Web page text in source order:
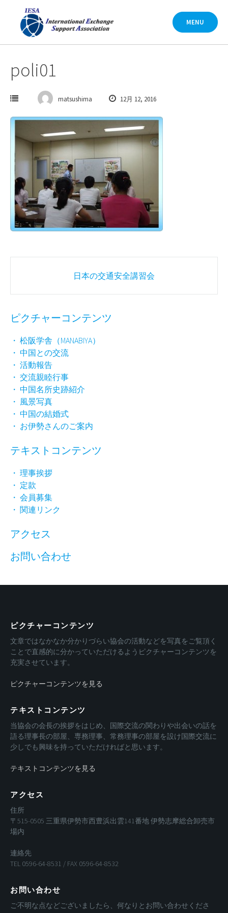
content
MENU
poli01
matsushima 12月 12, 2016
navigation日本の交通安全講習会
ピクチャーコンテンツ
・ 松阪学舎（MANABIYA）
・ 中国との交流
・ 活動報告
・ 交流親睦行事
・ 中国名所史跡紹介
・ 風景写真
・ 中国の結婚式
・ お伊勢さんのご案内
テキストコンテンツ
・ 理事挨拶
・ 定款
・ 会員募集
・ 関連リンク
アクセス
お問い合わせ
ピクチャーコンテンツ
文章ではなかなか分かりづらい協会の活動などを写真をご覧頂く
ことで直感的に分かっていただけるようピクチャーコンテンツを
充実させています。
ピクチャーコンテンツを見る
テキストコンテンツ
当協会の会長の挨拶をはじめ、国際交流の関わりや出会いの話を
語る理事長の部屋、専務理事、常務理事の部屋を設け国際交流に
少しでも興味を持っていただければと思います。
テキストコンテンツを見る
アクセス
住所
〒515-0505 三重県伊勢市西豊浜出雲141番地 伊勢志摩総合卸売市
場内
連絡先
TEL 0596-64-8531 / FAX 0596-64-8532
お問い合わせ
ご不明な点などございましたら、何なりとお問い合わせくださ